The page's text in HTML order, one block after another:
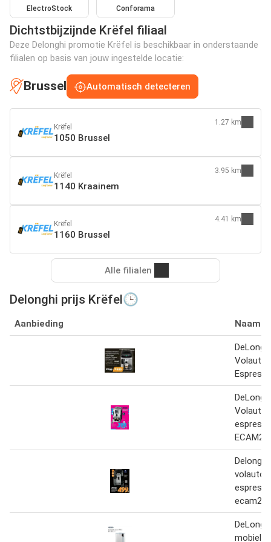
ElectroStock Conforama
Dichtstbijzijnde Krëfel filiaal
Deze Delonghi promotie Krëfel is beschikbaar in onderstaande
filialen op basis van jouw ingestelde locatie:
Brussel Automatisch detecteren
Krëfel
1050 Brussel
1.27 km
Krëfel
1140 Kraainem
3.95 km
Krëfel
1160 Brussel
4.41 km
Alle filialen
Delonghi prijs Krëfel🕒
Aanbieding Naam
DeLonghi
DeLonghi
Delonghi
mobiel |